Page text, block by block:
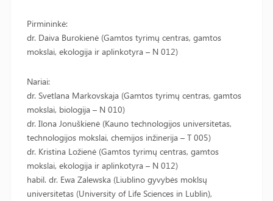
Pirmininkė:
dr. Daiva Burokienė (Gamtos tyrimų centras, gamtos
mokslai, ekologija ir aplinkotyra – N 012)
Nariai:
dr. Svetlana Markovskaja (Gamtos tyrimų centras, gamtos
mokslai, biologija – N 010)
dr. Ilona Jonuškienė (Kauno technologijos universitetas,
technologijos mokslai, chemijos inžinerija – T 005)
dr. Kristina Ložienė (Gamtos tyrimų centras, gamtos
mokslai, ekologija ir aplinkotyra – N 012)
habil. dr. Ewa Zalewska (Liublino gyvybės moklsų
universitetas (University of Life Sciences in Lublin),